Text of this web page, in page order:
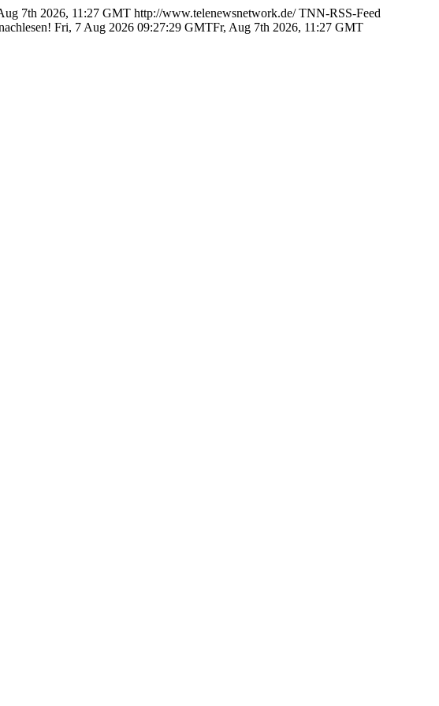
7th 2026, 11:27 GMT http://www.telenewsnetwork.de/ TNN-RSS-Feed
Fri, 7 Aug 2026 09:27:29 GMTFr, Aug 7th 2026, 11:27 GMT